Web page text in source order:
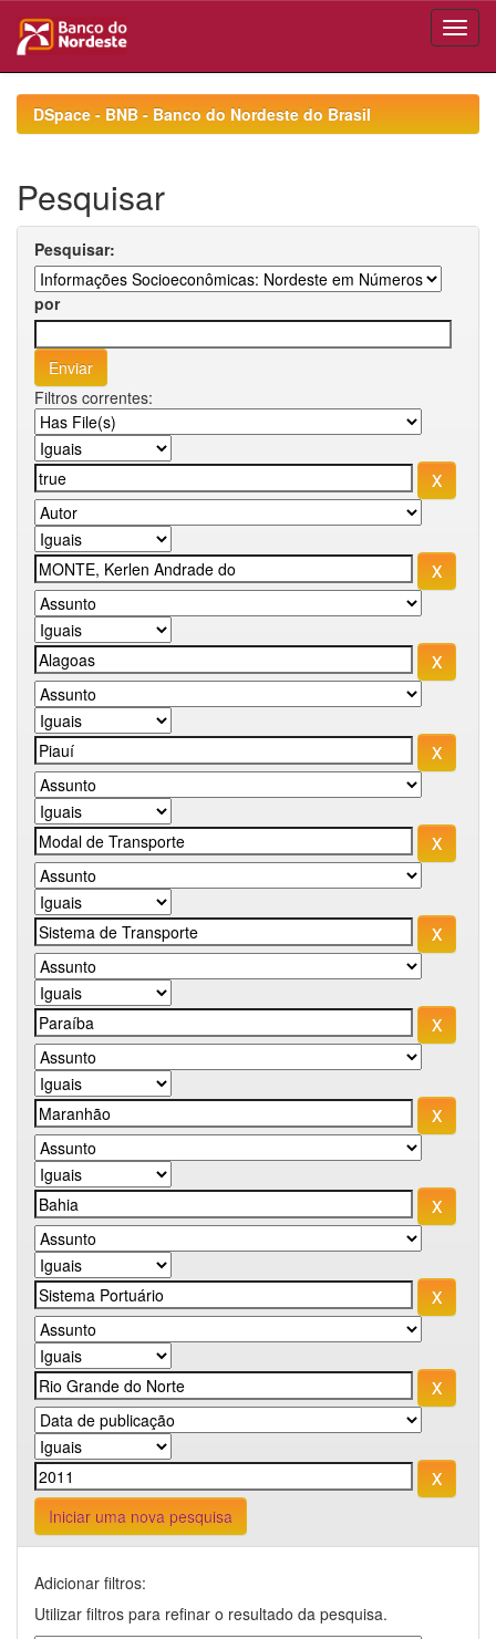
navigationDSpace - BNB - Banco do Nordeste do Brasil
Pesquisar
Pesquisar:
por
Filtros correntes:
Iniciar uma nova pesquisa
Adicionar filtros:
Utilizar filtros para refinar o resultado da pesquisa.